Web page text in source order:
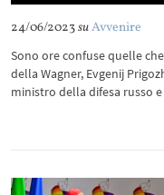
24/06/2023suAvvenire
Sono ore confuse quelle
della Wagner, Evgenij
ministro della difesa russo